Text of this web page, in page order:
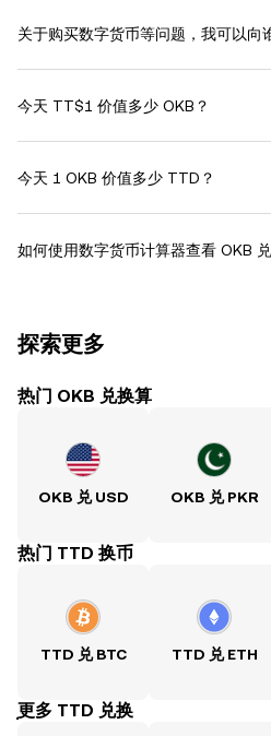
关于购买数字货币等问题，我可以向
今天 TT$1 价值多少 OKB？
今天 1 OKB 价值多少 TTD？
如何使用数字货币计算器查看 OKB
探索更多
热门 OKB 兑换算
OKB 兑 USD OKB 兑 PKR
热门 TTD 换币
TTD 兑 BTC TTD 兑 ETH
ִִִִִִִִִִִִִִִִִִִִִִִִִִִִִִִִִִִִִִִִִִִִִִִִ更多 TTD 兑换